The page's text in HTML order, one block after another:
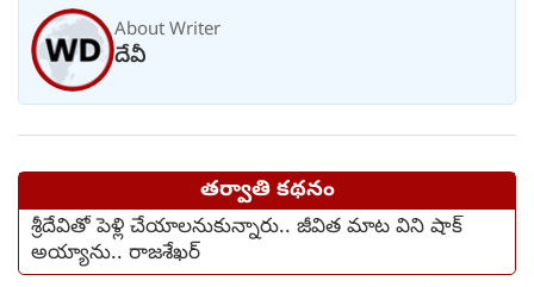
About Writer
దేవీ
తర్వాతి కథనం
శ్రీదేవితో పెళ్లి చేయాలనుకున్నారు.. జీవిత మాట విని షాక్
అయ్యాను.. రాజశేఖర్